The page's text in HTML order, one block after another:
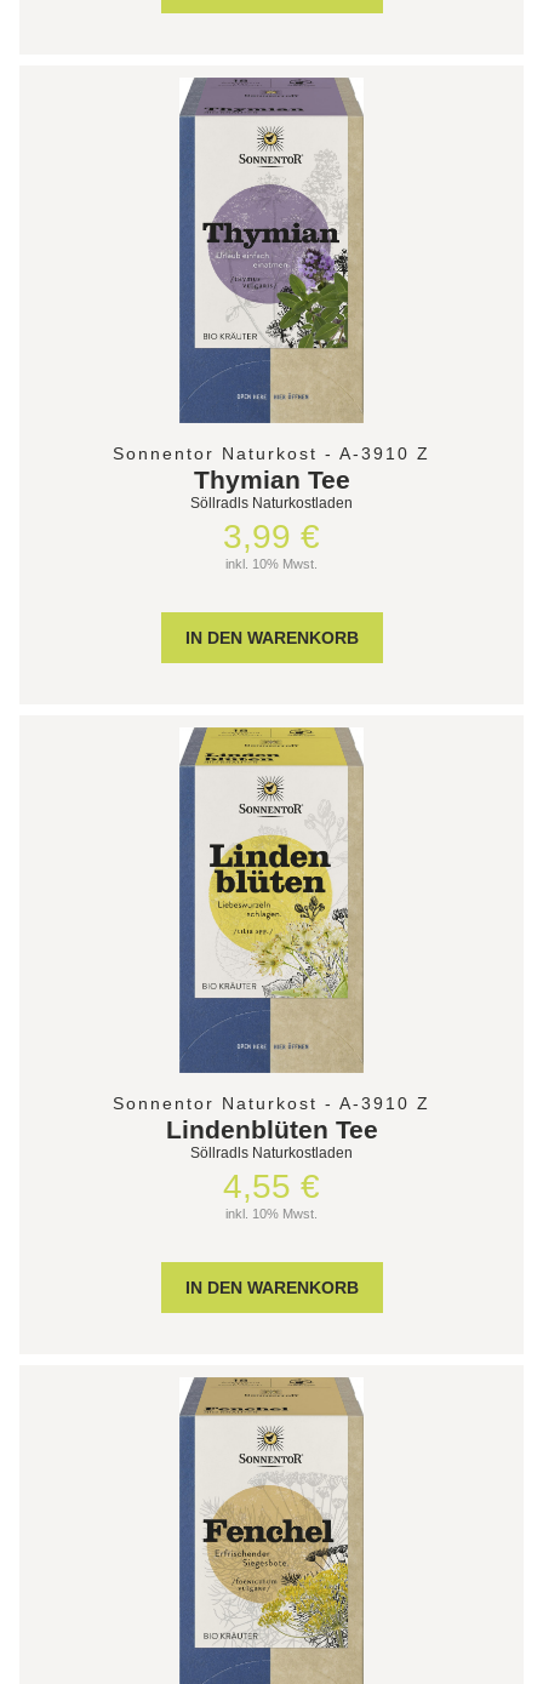
Sonnentor Naturkost - A-3910 Z
Thymian Tee
Söllradls Naturkostladen
3,99 €
inkl. 10% Mwst.
Sonnentor Naturkost - A-3910 Z
Lindenblüten Tee
Söllradls Naturkostladen
4,55 €
inkl. 10% Mwst.